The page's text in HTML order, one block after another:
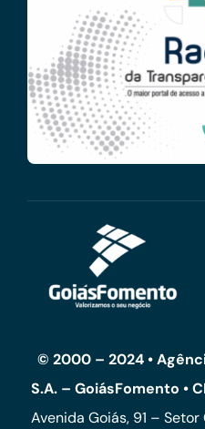
© 2000 – 2024 •
S.A. – GoiásFomento •
Avenida Goiás, 91 –